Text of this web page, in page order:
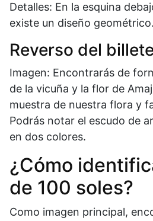
Detalles: En la esquina
existe un diseño geométrico.
Reverso del
Imagen: Encontrarás de
de la vicuña y la flor de
muestra de nuestra flora y
Podrás notar el escudo de
en dos colores.
¿Cómo
de 100 soles?
Como imagen principal,